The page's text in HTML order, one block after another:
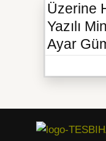
Üzerine
Yazılı
Ayar